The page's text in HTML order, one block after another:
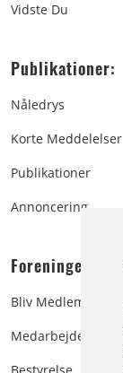
Vidste Du
Publikationer:
Nåledrys
Korte Meddelelser
Publikationer
Annoncering
Foreningen:
Bliv Medlem
Medarbejdere